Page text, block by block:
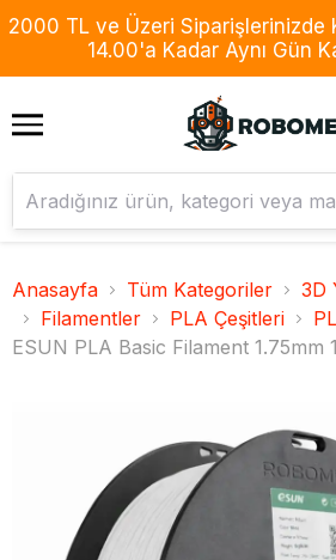
2000 TL ve Üzeri Siparişlerinizde
14.00'a Kadar Aynı Gün
Anasayfa Tüm Kategoriler
3D
Filamentler
PLA Çeşitleri
ESUN PLA Basic Filament 1.75mm